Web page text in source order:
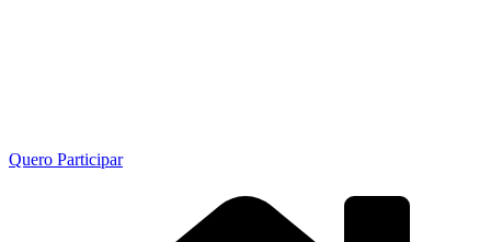
Quero Participar